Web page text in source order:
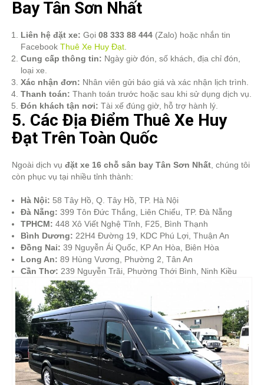
Bay Tân Sơn Nhất
Liên hệ đặt xe: Gọi 08 333 88 444 (Zalo) hoặc nhắn tin
Facebook Thuê Xe Huy Đạt
Cung cấp thông tin: Ngày giờ đón, số khách, địa chỉ đón,
loại xe.
Xác nhận đơn: Nhân viên gửi báo giá và xác nhận lịch trình.
Thanh toán: Thanh toán trước hoặc sau khi sử dụng dịch vụ.
Đón khách tận nơi: Tài xế đúng giờ, hỗ trợ hành lý.
5. Các Địa Điểm Thuê Xe Huy
Đạt Trên Toàn Quốc
Ngoài dịch vụ đặt xe 16 chỗ sân bay Tân Sơn Nhất , chúng tôi
còn phục vụ tại nhiều tỉnh thành:
Hà Nội: 58 Tây Hồ, Q. Tây Hồ, TP. Hà Nội
Đà Nẵng: 399 Tôn Đức Thắng, Liên Chiểu, TP. Đà Nẵng
TPHCM: 448 Xô Viết Nghệ Tĩnh, F25, Bình Thạnh
Bình Dương: 22H4 Đường 19, KDC Phú Lợi, Thuận An
Đồng Nai: 39 Nguyễn Ái Quốc, KP An Hòa, Biên Hòa
Long An: 89 Hùng Vương, Phường 2, Tân An
Cần Thơ: 239 Nguyễn Trãi, Phường Thới Bình, Ninh Kiều